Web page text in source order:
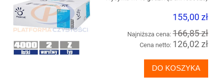
155,00 zł
Najniższa cena: 166,85 zł
Cena netto: 126,02 zł
DO KOSZYKA